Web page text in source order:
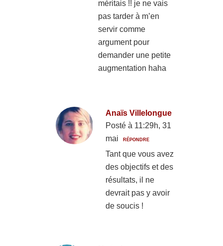
méritais !! je ne vais
pas tarder à m’en
servir comme
argument pour
demander une petite
augmentation haha
Anaïs Villelongue
Posté à 11:29h, 31
mai
RÉPONDRE
Tant que vous avez
des objectifs et des
résultats, il ne
devrait pas y avoir
de soucis !